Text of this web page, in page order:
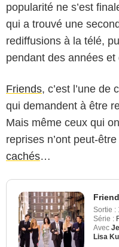
popularité ne s’est
qui a trouvé une
rediffusions à la télé,
pendant des années
Friends, c’est l’une
qui demandent à être
Mais même ceux qui
reprises n’ont peut-
cachés…
Sortie :
Série :
Avec
Lisa